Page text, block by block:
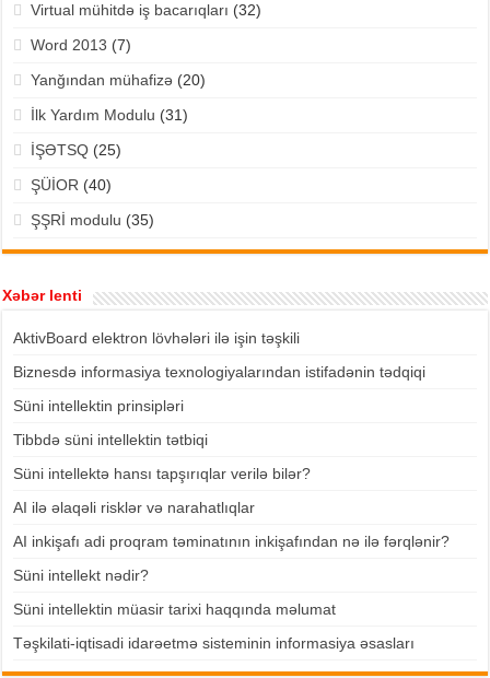
Virtual mühitdə iş bacarıqları (32)
Word 2013 (7)
Yanğından mühafizə(20)
İlk Yardım Modulu (31)
İŞƏTSQ(25)
ŞÜİOR(40)
ŞŞRİ modulu (35)
Xəbər lenti
AktivBoard elektron lövhələri ilə işin təşkili
Biznesdə informasiya texnologiyalarından istifadənin tədqiqi
Süni intellektin prinsipləri
Tibbdə süni intellektin tətbiqi
Süni intellektə hansı tapşırıqlar verilə bilər?
AI ilə əlaqəli risklər və narahatlıqlar
AI inkişafı adi proqram təminatının inkişafından nə ilə fərqlənir?
Süni intellekt nədir?
Süni intellektin müasir tarixi haqqında məlumat
Təşkilati-iqtisadi idarəetmə sisteminin informasiya əsasları